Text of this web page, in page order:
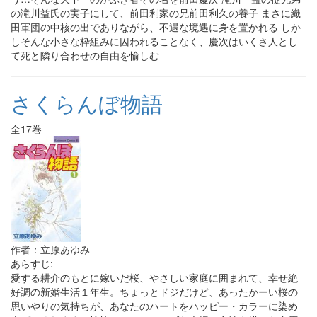
の滝川益氏の実子にして、前田利家の兄前田利久の養子 まさに織
田軍団の中核の出でありながら、不遇な境遇に身を置かれる しか
しそんな小さな枠組みに囚われることなく、慶次はいくさ人とし
て死と隣り合わせの自由を愉しむ
さくらんぼ物語
全17巻
作者：立原あゆみ
あらすじ:
愛する耕介のもとに嫁いだ桜、やさしい家庭に囲まれて、幸せ絶
好調の新婚生活１年生。ちょっとドジだけど、あったかーい桜の
思いやりの気持ちが、あなたのハートをハッピー・カラーに染め